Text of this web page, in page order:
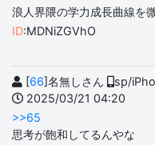
浪人界隈の学力成長曲線を
ID:MDNiZGVhO
[66]名無しさん
sp/
2025/03/21 04:20
>>65
思考が飽和してるんやな